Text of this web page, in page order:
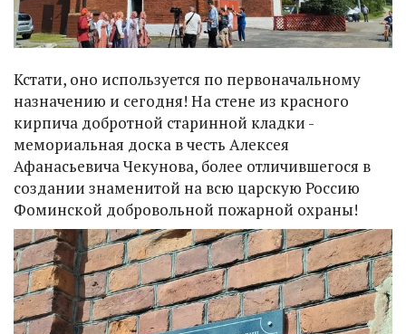
Кстати, оно используется по первоначальному
назначению и сегодня! На стене из красного
кирпича добротной старинной кладки -
мемориальная доска в честь Алексея
Афанасьевича Чекунова, более отличившегося в
создании знаменитой на всю царскую Россию
Фоминской добровольной пожарной охраны!